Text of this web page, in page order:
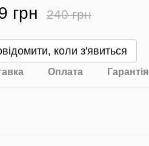
грн 240 грн
В бажання
коли з'явиться
Оплата Гарантія